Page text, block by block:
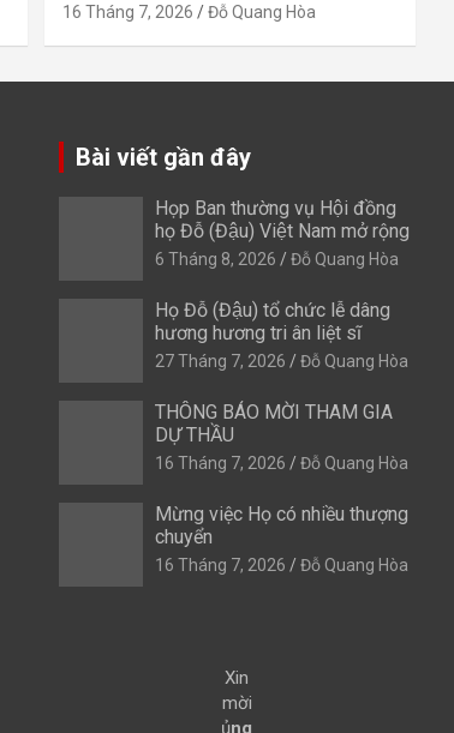
16 Tháng 7, 2026 Đỗ Quang Hòa
Bài viết gần đây
Họp Ban thường vụ Hội đồng
họ Đỗ (Đậu) Việt Nam mở rộng
6 Tháng 8, 2026 Đỗ Quang Hòa
Họ Đỗ (Đậu) tổ chức lễ dâng
hương hương tri ân liệt sĩ
27 Tháng 7, 2026 Đỗ Quang Hòa
THÔNG BÁO MỜI THAM GIA
DỰ THẦU
16 Tháng 7, 2026 Đỗ Quang Hòa
Mừng việc Họ có nhiều thượng
chuyển
16 Tháng 7, 2026 Đỗ Quang Hòa
Xin
mời
ủng